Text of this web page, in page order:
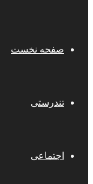
صفحه نخست
تندرستی
اجتماعی